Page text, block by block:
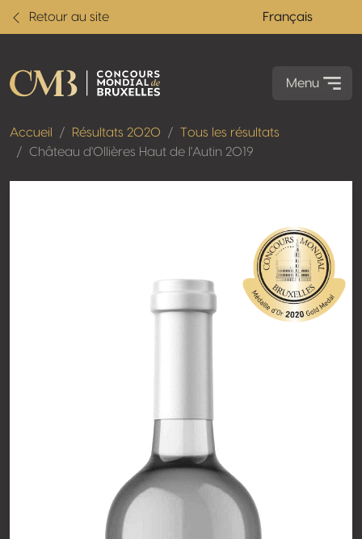
Retour au site Français
Menu
Accueil Résultats 2020
Tous les résultats
Château d'Ollières Haut de l'Autin 2019